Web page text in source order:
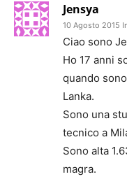
Jensya
10 Agosto 2015
Ciao sono
Ho 17 anni
quando
Lanka.
Sono una
tecnico a
Sono alta
magra.